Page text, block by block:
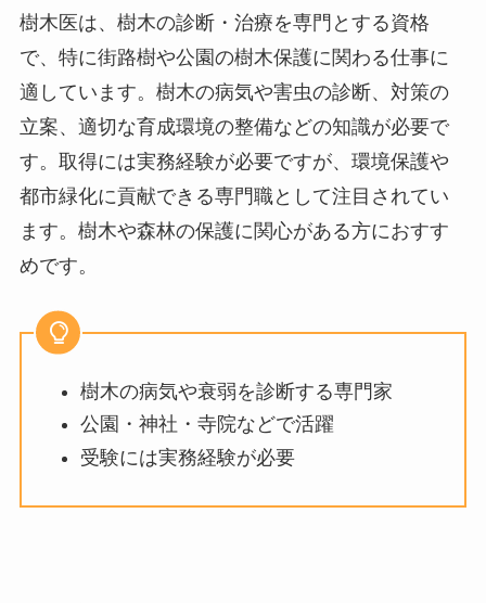
樹木医は、樹木の診断・治療を専門とする資格
で、特に街路樹や公園の樹木保護に関わる仕事に
適しています。樹木の病気や害虫の診断、対策の
立案、適切な育成環境の整備などの知識が必要で
す。取得には実務経験が必要ですが、環境保護や
都市緑化に貢献できる専門職として注目されてい
ます。樹木や森林の保護に関心がある方におすす
めです。
樹木の病気や衰弱を診断する専門家
公園・神社・寺院などで活躍
受験には実務経験が必要